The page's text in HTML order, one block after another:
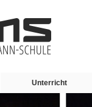
Unterricht